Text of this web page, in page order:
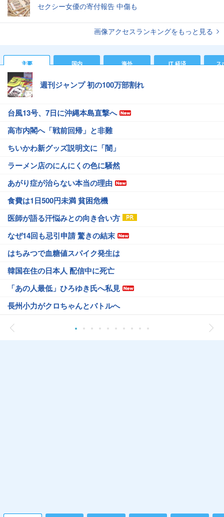
セクシー女優の寄付報告 中傷も
画像アクセスランキングをもっと見る
主要 国内 海外 IT 経済 ス
週刊ジャンプ 初の100万部割れ
台風13号、7日に沖縄本島直撃へ
高市内閣へ「戦前回帰」と非難
ちいかわ新グッズ説明文に「闇」
ラーメン店のにんにくの色に騒然
あがり症が治らない本当の理由
食費は1日500円未満 貧困危機
医師が語る汗悩みとの向き合い方
なぜ14回も忌引申請 驚きの結末
はちみつで血糖値スパイク発生は
韓国在住の日本人 配信中に死亡
「あの人最低」ひろゆき氏へ私見
長州小力がクロちゃんとバトルへ